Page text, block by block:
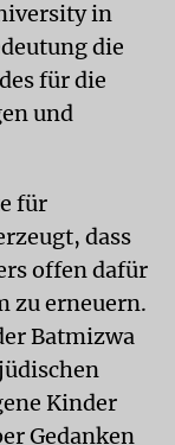
in
die
für die
und
für
dass
offen dafür
zu erneuern.
Batmizwa
Kinder
Gedanken